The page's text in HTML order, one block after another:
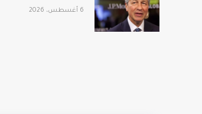
6 أغسطس، 2026